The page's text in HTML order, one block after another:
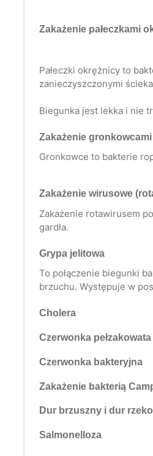
Zakażenie pałeczkami
Pałeczki okrężnicy to
zanieczyszczonymi
Biegunka jest lekka i nie
Zakażenie gronkowcami
Gronkowce to bakterie
Zakażenie wirusowe
Zakażenie rotawirusem
gardła.
Grypa jelitowa
To połączenie biegunki
brzuchu. Występuje w
Cholera
Czerwonka pełzakowata
Czerwonka bakteryjna
Zakażenie bakterią
Dur brzuszny i dur
Salmonelloza